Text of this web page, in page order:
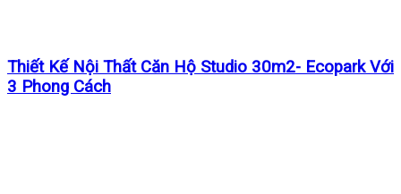
Thiết Kế Nội Thất Căn Hộ Studio 30m2- Ecopark Với
3 Phong Cách